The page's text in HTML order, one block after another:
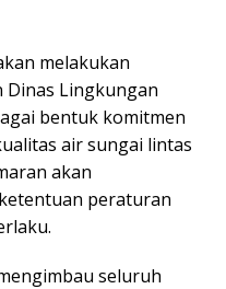
melakukan
Lingkungan
bentuk komitmen
air sungai lintas
akan
peraturan
seluruh